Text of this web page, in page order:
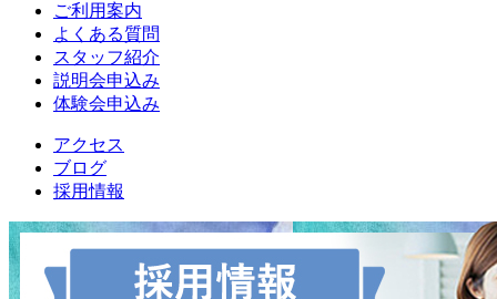
ご利用案内
よくある質問
スタッフ紹介
説明会申込み
体験会申込み
アクセス
ブログ
採用情報